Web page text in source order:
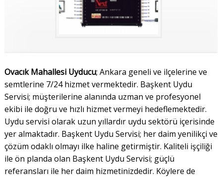
Ovacık Mahallesi Uyducu; Ankara geneli ve ilçelerine ve
semtlerine 7/24 hizmet vermektedir. Başkent Uydu
Servisi; müşterilerine alanında uzman ve profesyonel
ekibi ile doğru ve hızlı hizmet vermeyi hedeflemektedir.
Uydu servisi olarak uzun yıllardır uydu sektörü içerisinde
yer almaktadır. Başkent Uydu Servisi; her daim yenilikçi ve
çözüm odaklı olmayı ilke haline getirmiştir. Kaliteli işçiliği
ile ön planda olan Başkent Uydu Servisi; güçlü
referansları ile her daim hizmetinizdedir. Köylere de